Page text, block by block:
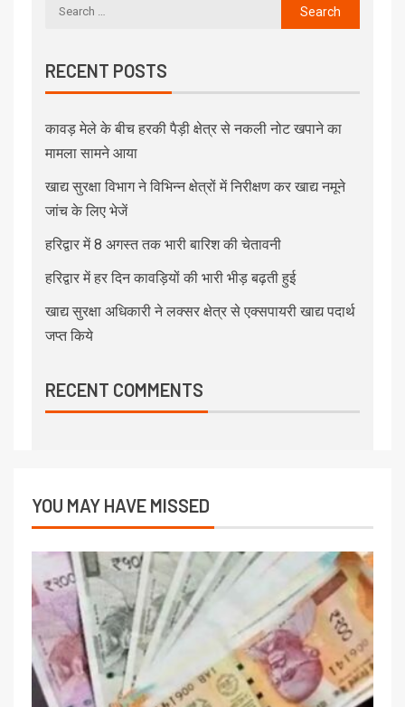
RECENT POSTS
कावड़ मेले के बीच हरकी पैड़ी क्षेत्र से नकली नोट खपाने का
मामला सामने आया
खाद्य सुरक्षा विभाग ने विभिन्न क्षेत्रों में निरीक्षण कर खाद्य नमूने
जांच के लिए भेजें
हरिद्वार में 8 अगस्त तक भारी बारिश की चेतावनी
हरिद्वार में हर दिन कावड़ियों की भारी भीड़ बढ़ती हुई
खाद्य सुरक्षा अधिकारी ने लक्सर क्षेत्र से एक्सपायरी खाद्य पदार्थ
जप्त किये
RECENT COMMENTS
YOU MAY HAVE MISSED